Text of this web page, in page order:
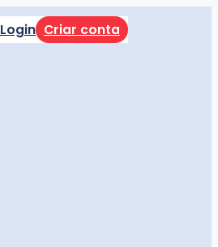
Login Criar conta